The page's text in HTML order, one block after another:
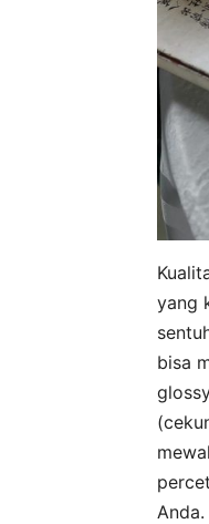
yang
bisa
Anda.